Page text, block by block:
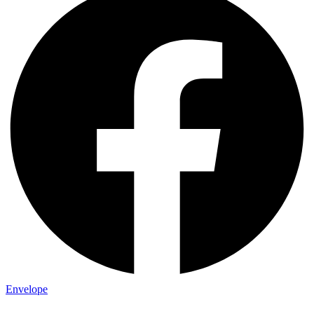
Envelope